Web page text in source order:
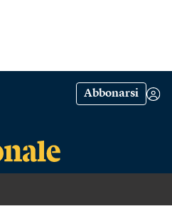
Abbonarsi